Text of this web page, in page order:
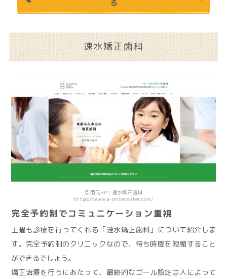
る
速水矯正歯科
引用元HP：速水矯正歯科
https://www.a-smilecenter.com/
完全予約制でコミュニケーション重視
土曜も診療を行ってくれる「速水矯正歯科」について紹介しま
す。完全予約制のクリニックなので、待ち時間を短縮すること
ができるでしょう。
矯正治療を行うにあたって、最終的なゴール設定は人によって